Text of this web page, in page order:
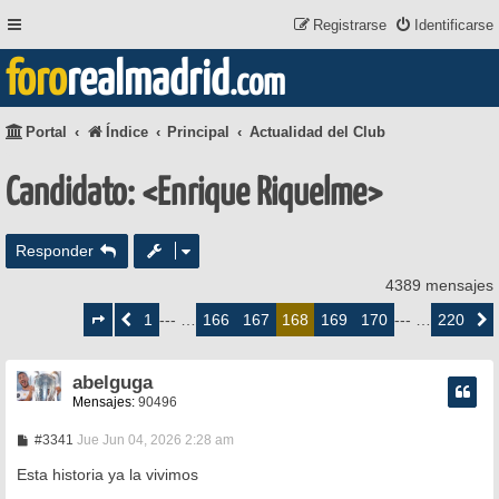
Identificarse
Registrarse
fororealmadrid.com
Portal Índice Principal Actualidad del Club
Candidato: <Enrique Riquelme>
Responder
4389 mensajes
deAnterior1 --- … 166 167 168 169 170 --- … 220
abelguga
Mensajes: 90496
#3341 M
n
Jue Jun 04, 2026 2:28 am
Esta historia ya la vivimos